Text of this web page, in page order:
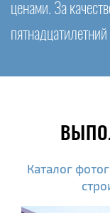
ценами. За
Каталог